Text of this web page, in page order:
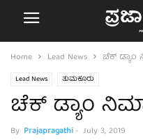
Home Lead News ಚೆಕ್ ಡ್ಯಾಂ
Lead News ತುಮಕೂರು
ಚೆಕ್ ಡ್ಯಾಂ
By Prajapragathi- July 3, 2019